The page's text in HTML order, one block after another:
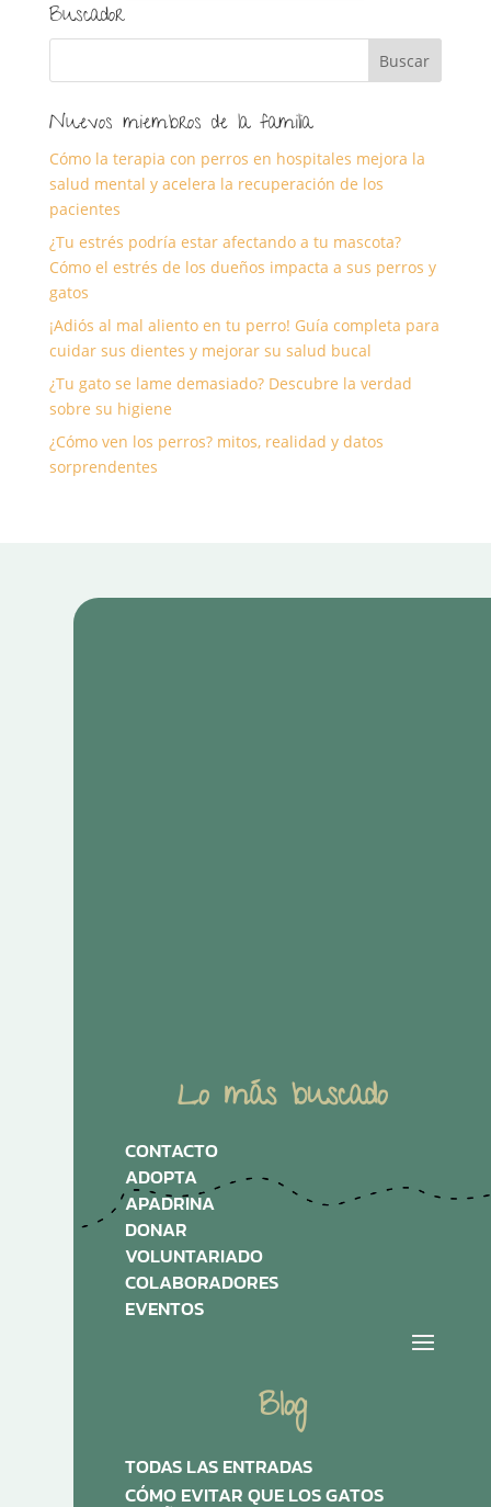
Buscador
Nuevos miembros de la familia
Cómo la terapia con perros en hospitales mejora la
salud mental y acelera la recuperación de los
pacientes
¿Tu estrés podría estar afectando a tu mascota?
Cómo el estrés de los dueños impacta a sus perros y
gatos
¡Adiós al mal aliento en tu perro! Guía completa para
cuidar sus dientes y mejorar su salud bucal
¿Tu gato se lame demasiado? Descubre la verdad
sobre su higiene
¿Cómo ven los perros? mitos, realidad y datos
sorprendentes
Lo más buscado
CONTACTO
ADOPTA
APADRINA
DONAR
VOLUNTARIADO
COLABORADORES
EVENTOS
Blog
TODAS LAS ENTRADAS
CÓMO EVITAR QUE LOS GATOS